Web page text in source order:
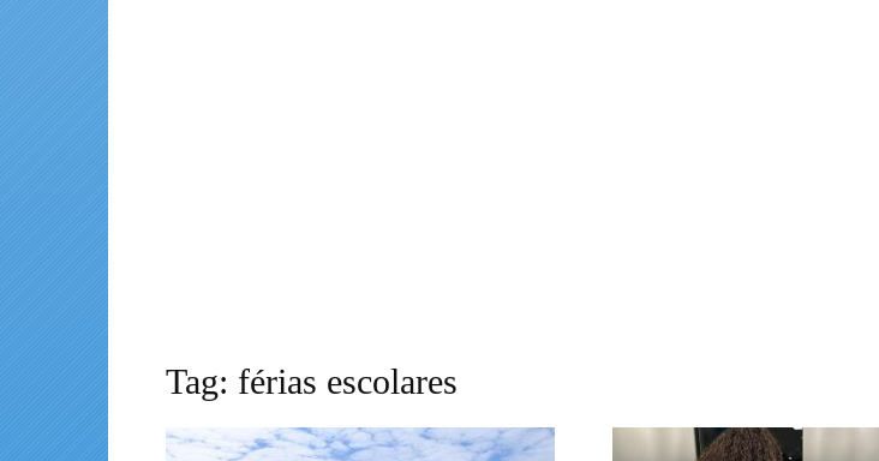
Tag: férias escolares